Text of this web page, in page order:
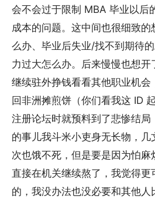
会不会过于限制 MBA 毕业以后
成本的问题。这中间也很细致
么办、毕业后失业/找不到期待
力过大怎么办。后来慢慢也想
继续驻外挣钱看看其他职业机会
回非洲摊煎饼（你们看我这 ID
注册论坛时就预料到了悲惨结
的事儿我斗米小吏身无长物，
次也饿不死，但是要是因为怕
直接在机关继续熬了，我觉得
的，我没办法也没必要和其他